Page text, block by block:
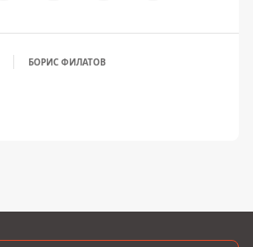
БОРИС ФИЛАТОВ